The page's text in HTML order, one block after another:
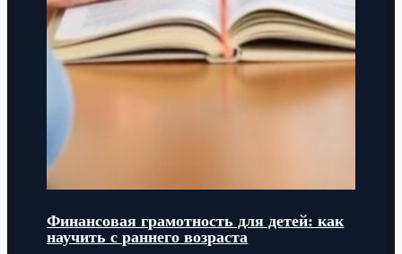
Финансовая грамотность для детей: как
научить с раннего возраста